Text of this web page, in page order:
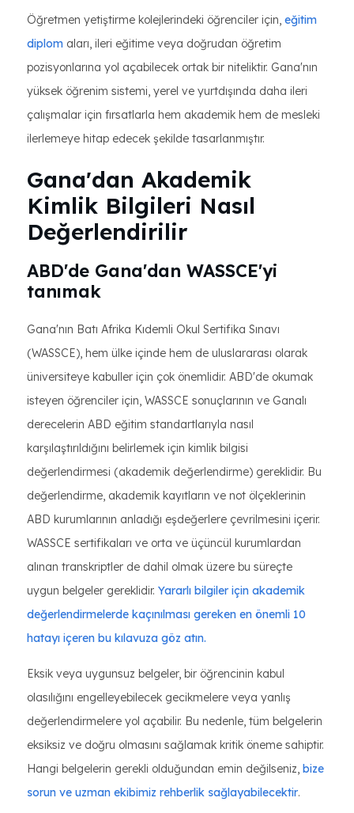
Öğretmen yetiştirme kolejlerindeki öğrenciler için, eğitim
diplom aları, ileri eğitime veya doğrudan öğretim
pozisyonlarına yol açabilecek ortak bir niteliktir. Gana'nın
yüksek öğrenim sistemi, yerel ve yurtdışında daha ileri
çalışmalar için fırsatlarla hem akademik hem de mesleki
ilerlemeye hitap edecek şekilde tasarlanmıştır.
Gana'dan Akademik
Kimlik Bilgileri Nasıl
Değerlendirilir
ABD'de Gana'dan WASSCE'yi
tanımak
Gana'nın Batı Afrika Kıdemli Okul Sertifika Sınavı
(WASSCE), hem ülke içinde hem de uluslararası olarak
üniversiteye kabuller için çok önemlidir. ABD'de okumak
isteyen öğrenciler için, WASSCE sonuçlarının ve Ganalı
derecelerin ABD eğitim standartlarıyla nasıl
karşılaştırıldığını belirlemek için kimlik bilgisi
değerlendirmesi (akademik değerlendirme) gereklidir. Bu
değerlendirme, akademik kayıtların ve not ölçeklerinin
ABD kurumlarının anladığı eşdeğerlere çevrilmesini içerir.
WASSCE sertifikaları ve orta ve üçüncül kurumlardan
alınan transkriptler de dahil olmak üzere bu süreçte
uygun belgeler gereklidir. Yararlı bilgiler için akademik
değerlendirmelerde kaçınılması gereken en önemli 10
hatayı içeren bu kılavuza göz atın.
Eksik veya uygunsuz belgeler, bir öğrencinin kabul
olasılığını engelleyebilecek gecikmelere veya yanlış
değerlendirmelere yol açabilir. Bu nedenle, tüm belgelerin
eksiksiz ve doğru olmasını sağlamak kritik öneme sahiptir.
Hangi belgelerin gerekli olduğundan emin değilseniz, bize
sorun ve uzman ekibimiz rehberlik sağlayabilecektir.